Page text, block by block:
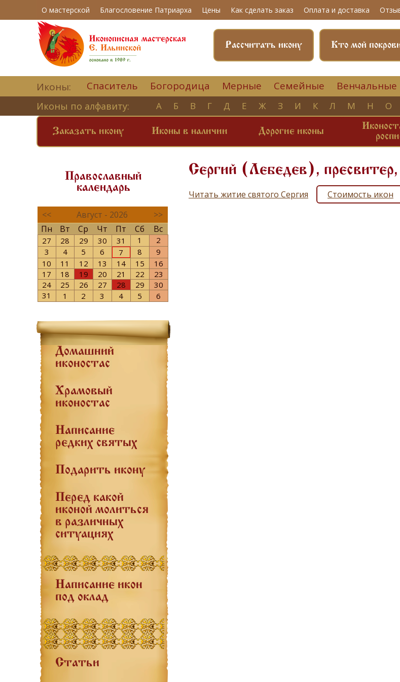
О мастерской Благословение Патриарха Цены Как сделать заказ Оплата и доставка
Кто мой
Рассчитать икону
Иконы: Спаситель Богородица Мерные Семейные Венчальные
Иконы по алфавиту: А Б В Г Д Е Ж З И К Л М Н О
Заказать икону Иконы в наличии Дорогие иконы
Православный
календарь
<< Август - 2026
>>
Пн
Вт Ср Чт Пт Сб Вс
27 28 29 30 31 1
2
3
4 5 6 7 8
9
10
11 12 13 14 15
16
17
18 19 20 21 22
23
24
25 26 27 28 29
30
31
1 2 3 4 5 6
Домашний
иконостас
Храмовый
иконостас
Написание
редких святых
Подарить икону
Перед какой
иконой молиться
в различных
ситуациях
Написание икон
под оклад
Статьи
Сергий (Лебедев),
Читать житие святого Сергия Стоимость икон